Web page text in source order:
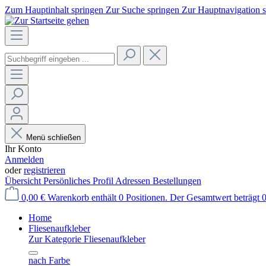
Zum Hauptinhalt springen Zur Suche springen Zur Hauptnavigation
Menü schließen
Ihr Konto
Anmelden
oderregistrieren
Übersicht Persönliches Profil Adressen Bestellungen
0,00 € Warenkorb enthält 0 Positionen. Der Gesamtwert beträgt
Home
Fliesenaufkleber
Zur Kategorie Fliesenaufkleber
nach Farbe